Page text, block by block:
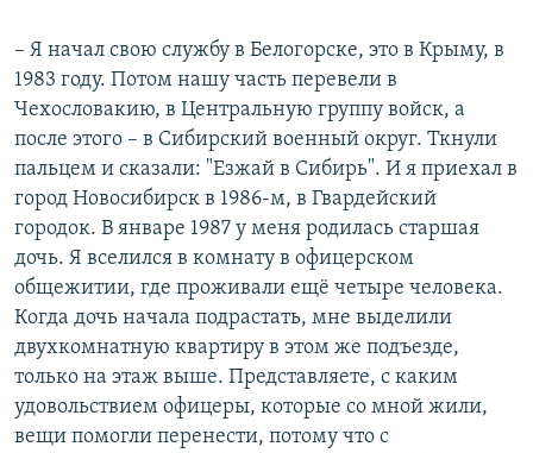
– Я начал свою службу в Белогорске, это в Крыму, в
1983 году. Потом нашу часть перевели в
Чехословакию, в Центральную группу войск, а
после этого – в Сибирский военный округ. Ткнули
пальцем и сказали: "Езжай в Сибирь". И я приехал в
город Новосибирск в 1986-м, в Гвардейский
городок. В январе 1987 у меня родилась старшая
дочь. Я вселился в комнату в офицерском
общежитии, где проживали ещё четыре человека.
Когда дочь начала подрастать, мне выделили
двухкомнатную квартиру в этом же подъезде,
только на этаж выше. Представляете, с каким
удовольствием офицеры, которые со мной жили,
вещи помогли перенести, потому что с